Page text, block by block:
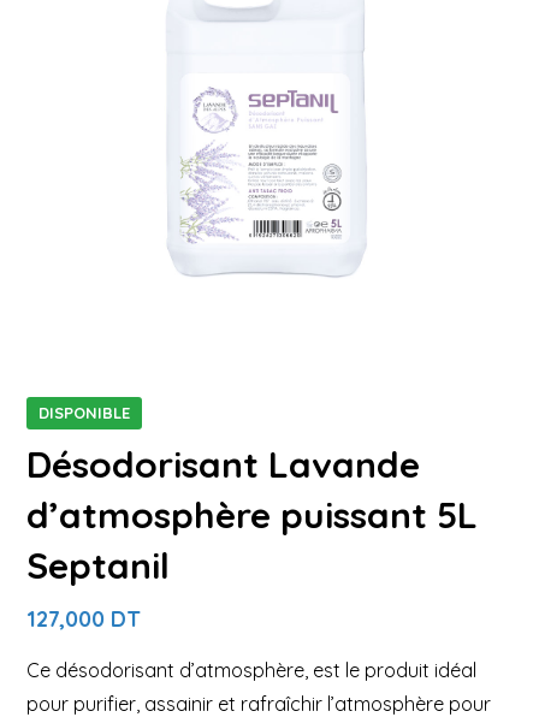
DISPONIBLE
Désodorisant Lavande
d’atmosphère puissant 5L
Septanil
127,000 DT
Ce désodorisant d’atmosphère, est le produit idéal
pour purifier, assainir et rafraîchir l’atmosphère pour